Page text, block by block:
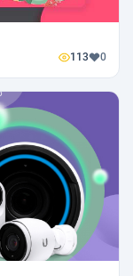
113 0